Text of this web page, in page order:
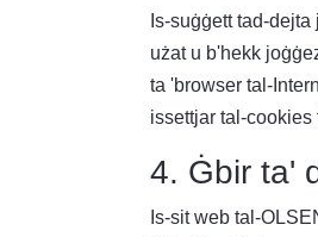
Is-suġġett tad-
użat u b'hekk
ta 'browser tal-
issettjar tal-
4. Ġbir ta'
Is-sit web tal-